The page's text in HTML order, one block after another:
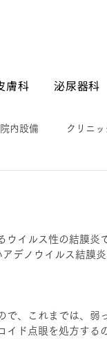
膚科 泌尿器科
院内設備 クリニ
イルス性の結膜炎
デノウイルス結膜
、これまでは、弱
ド点眼を処方する